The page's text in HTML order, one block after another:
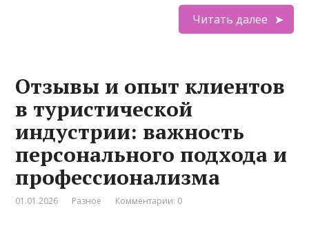
Читать далее
Отзывы и опыт клиентов
в туристической
индустрии: важность
персонального подхода и
профессионализма
01.01.2026 Разное Комментарии: 0